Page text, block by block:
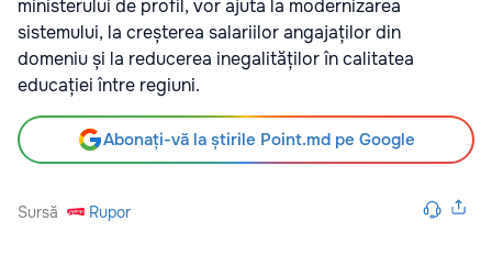
ministerului de profil, vor ajuta la modernizarea
sistemului, la creșterea salariilor angajaților din
domeniu și la reducerea inegalităților în calitatea
educației între regiuni.
Abonați-vă la știrile Point.md pe Google
Sursă Rupor